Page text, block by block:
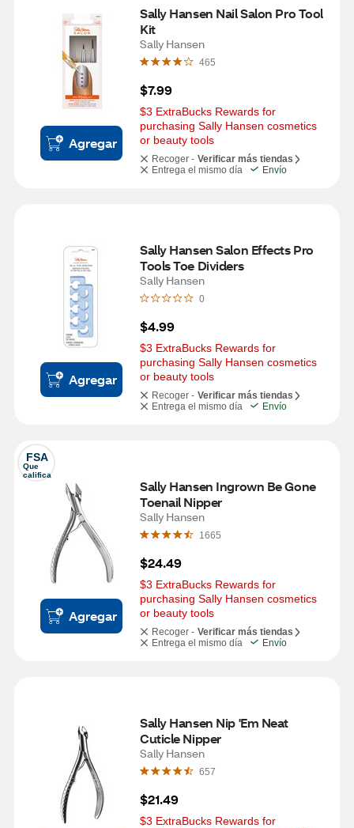
Agregar
Sally Hansen Nail Salon Pro Tool
Kit
Sally Hansen
465
$7.99
$3 ExtraBucks Rewards for
purchasing Sally Hansen cosmetics
or beauty tools
Recoger - Verificar más tiendas
Entrega el mismo día
Envío
Agregar
Sally Hansen Salon Effects Pro
Tools Toe Dividers
Sally Hansen
0
$4.99
$3 ExtraBucks Rewards for
purchasing Sally Hansen cosmetics
or beauty tools
Recoger - Verificar más tiendas
Entrega el mismo día
Envío
FSA
Que
califica
Agregar
Sally Hansen Ingrown Be Gone
Toenail Nipper
Sally Hansen
1665
$24.49
$3 ExtraBucks Rewards for
purchasing Sally Hansen cosmetics
or beauty tools
Recoger - Verificar más tiendas
Entrega el mismo día
Envío
Sally Hansen Nip 'Em Neat
Cuticle Nipper
Sally Hansen
657
$21.49
$3 ExtraBucks Rewards for